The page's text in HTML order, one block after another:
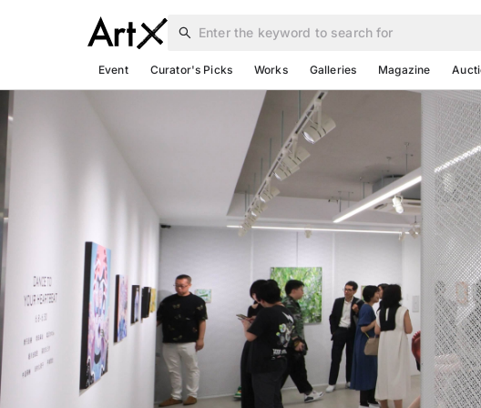
Enter the keyword to search for
Event Curator's Picks Works Galleries Magazine